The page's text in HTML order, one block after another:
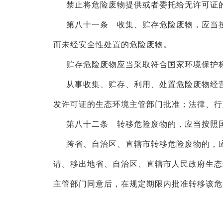
禁止将危险废物提供或者委托给无许可
第八十一条 收集、贮存危险废物，应当
而未经安全性处置的危险废物。
贮存危险废物应当采取符合国家环境保
从事收集、贮存、利用、处置危险废物
发许可证的生态环境主管部门批准；法律、
第八十二条 转移危险废物的，应当按照
跨省、自治区、直辖市转移危险废物的
请。移出地省、自治区、直辖市人民政府生
主管部门同意后，在规定期限内批准转移该